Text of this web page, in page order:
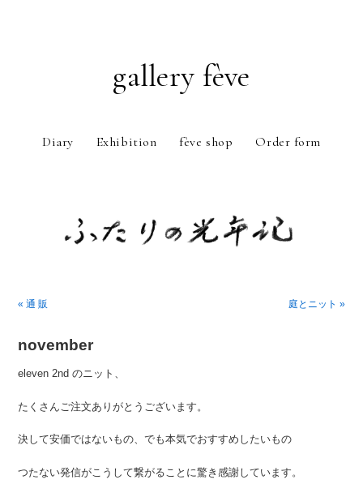
gallery fève
Diary Exhibition fève shop Order form
« 通 販
庭とニット »
november
eleven 2nd のニット、
たくさんご注文ありがとうございます。
決して安価ではないもの、でも本気でおすすめしたいもの
つたない発信がこうして繋がることに驚き感謝しています。